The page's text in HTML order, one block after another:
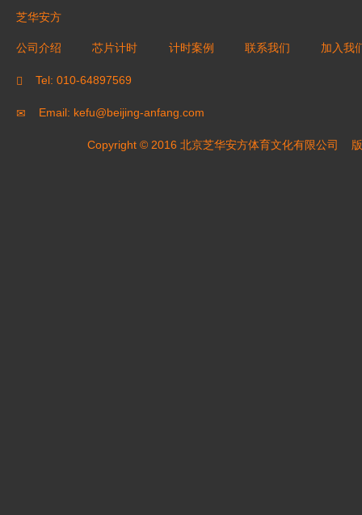
芝华安方
公司介绍 芯片计时 计时案例 联系我们 加入我
Tel: 010-64897569
Email: kefu@beijing-anfang.com
Copyright © 2016 北京芝华安方体育文化有限公司